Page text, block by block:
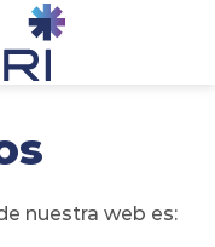
nuestra web es: